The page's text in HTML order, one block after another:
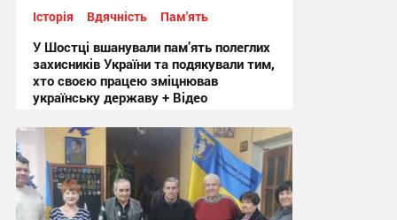
Історія Вдячність Пам'ять
У Шостці вшанували пам’ять полеглих
захисників України та подякували тим,
хто своєю працею зміцнював
українську державу + Відео
12:59, 15.07.2026